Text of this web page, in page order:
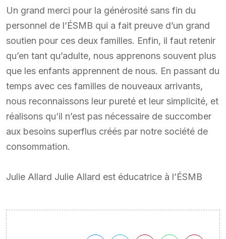
Un grand merci pour la générosité sans fin du
personnel de l’ÉSMB qui a fait preuve d’un grand
soutien pour ces deux familles. Enfin, il faut retenir
qu’en tant qu’adulte, nous apprenons souvent plus
que les enfants apprennent de nous. En passant du
temps avec ces familles de nouveaux arrivants,
nous reconnaissons leur pureté et leur simplicité, et
réalisons qu’il n’est pas nécessaire de succomber
aux besoins superflus créés par notre société de
consommation.
Julie Allard Julie Allard est éducatrice à l’ÉSMB